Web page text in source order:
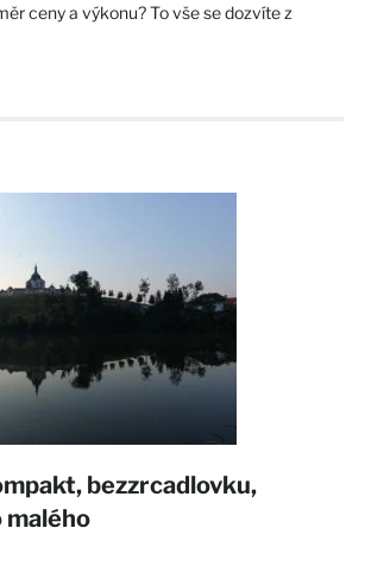
ceny a výkonu? To vše se dozvíte z
bezzrcadlovku,